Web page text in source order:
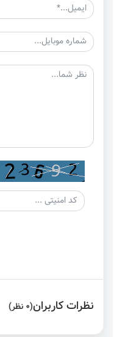
نظرات کاربران(0 نظر)